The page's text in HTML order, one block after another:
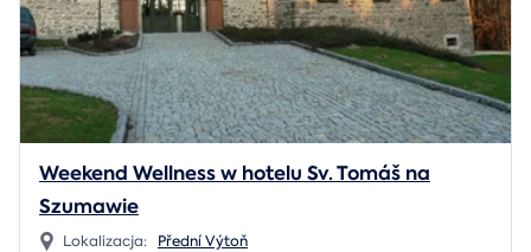
Weekend Wellness w hotelu Sv. Tomáš na
Szumawie
Lokalizacja: Přední Výtoň